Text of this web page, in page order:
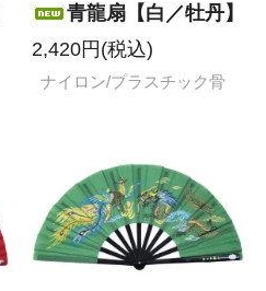
青龍扇【白／牡丹】
2,420円(税込)
ナイロン/プラスチック骨